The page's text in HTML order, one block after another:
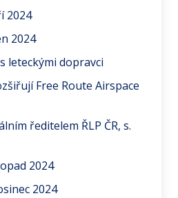
2024
2024
leteckými dopravci
Free Route Airspace
ředitelem ŘLP ČR, s.
2024
2024